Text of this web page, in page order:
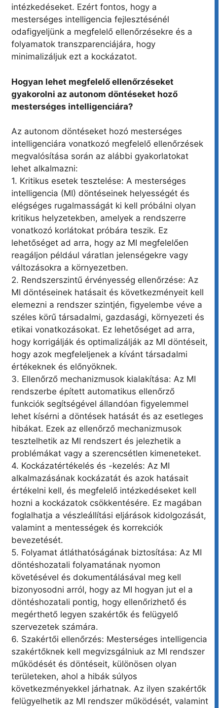
intézkedéseket. Ezért fontos, hogy a
mesterséges intelligencia fejlesztésénél
odafigyeljünk a megfelelő ellenőrzésekre és a
folyamatok transzparenciájára, hogy
minimalizáljuk ezt a kockázatot.
Hogyan lehet megfelelő ellenőrzéseket
gyakorolni az autonom döntéseket hoző
mesterséges intelligenciára?
Az autonom döntéseket hozó mesterséges
intelligenciára vonatkozó megfelelő ellenőrzések
megvalósítása során az alábbi gyakorlatokat
lehet alkalmazni:
1. Kritikus esetek tesztelése: A mesterséges
intelligencia (MI) döntéseinek helyességét és
elégséges rugalmasságát ki kell próbálni olyan
kritikus helyzetekben, amelyek a rendszerre
vonatkozó korlátokat próbára teszik. Ez
lehetőséget ad arra, hogy az MI megfelelően
reagáljon például váratlan jelenségekre vagy
változásokra a környezetben.
2. Rendszerszintű érvényesség ellenőrzése: Az
MI döntéseinek hatásait és következményeit kell
elemezni a rendszer szintjén, figyelembe véve a
széles körű társadalmi, gazdasági, környezeti és
etikai vonatkozásokat. Ez lehetőséget ad arra,
hogy korrigálják és optimalizálják az MI döntéseit,
hogy azok megfeleljenek a kívánt társadalmi
értékeknek és előnyöknek.
3. Ellenőrző mechanizmusok kialakítása: Az MI
rendszerbe épített automatikus ellenőrző
funkciók segítségével állandóan figyelemmel
lehet kísérni a döntések hatását és az esetleges
hibákat. Ezek az ellenőrző mechanizmusok
tesztelhetik az MI rendszert és jelezhetik a
problémákat vagy a szerencsétlen kimeneteket.
4. Kockázatértékelés és -kezelés: Az MI
alkalmazásának kockázatát és azok hatásait
értékelni kell, és megfelelő intézkedéseket kell
hozni a kockázatok csökkentésére. Ez magában
foglalhatja a vészleállítási eljárások kidolgozását,
valamint a mentességek és korrekciók
bevezetését.
5. Folyamat átláthatóságának biztosítása: Az MI
döntéshozatali folyamatának nyomon
követésével és dokumentálásával meg kell
bizonyosodni arról, hogy az MI hogyan jut el a
döntéshozatali pontig, hogy ellenőrizhető és
megérthető legyen szakértők és felügyelő
szervezetek számára.
6. Szakértői ellenőrzés: Mesterséges intelligencia
szakértőknek kell megvizsgálniuk az MI rendszer
működését és döntéseit, különösen olyan
területeken, ahol a hibák súlyos
következményekkel járhatnak. Az ilyen szakértők
felügyelhetik az MI rendszer működését, valamint